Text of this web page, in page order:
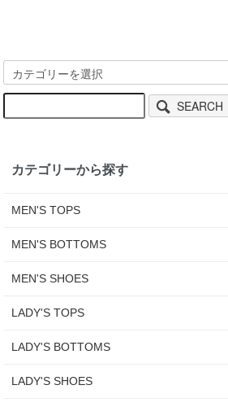
SEARCH
カテゴリーから探す
MEN'S TOPS
MEN'S BOTTOMS
MEN'S SHOES
LADY'S TOPS
LADY'S BOTTOMS
LADY'S SHOES